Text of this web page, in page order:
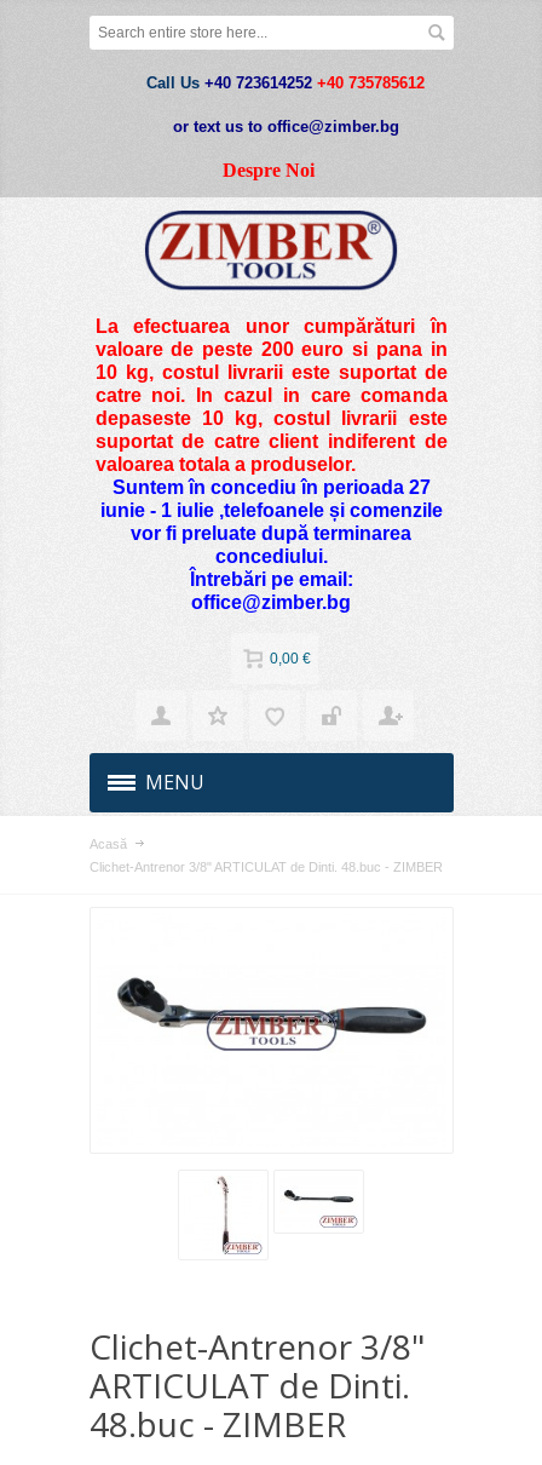
Call Us +40 723614252 +40 735785612
or text us to office@zimber.bg
Despre Noi
La efectuarea unor cumpărături în
valoare de peste200 euro si pana in
10 kg, costul livrarii este suportat de
catre noi. In cazul in care comanda
depaseste 10 kg, costul livrarii este
suportat de catre client indiferent de
valoarea totala a produselor.
Suntem în concediu în perioada 27
iunie - 1 iulie ,telefoanele și comenzile
vor fi preluate după terminarea
concediului.
Întrebări pe email:
office@zimber.bg
0,00 €
MENU
Acasă
Clichet-Antrenor 3/8" ARTICULAT de Dinti. 48.buc - ZIMBER
Clichet-Antrenor 3/8"
ARTICULAT de Dinti.
48.buc - ZIMBER